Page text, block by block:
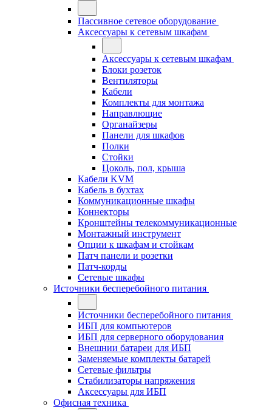
Пассивное сетевое оборудование
Аксессуары к сетевым шкафам
Аксессуары к сетевым шкафам
Блоки розеток
Вентиляторы
Кабели
Комплекты для монтажа
Направлющие
Органайзеры
Панели для шкафов
Полки
Стойки
Цоколь, пол, крыша
Кабели KVM
Кабель в бухтах
Коммуникационные шкафы
Коннекторы
Кронштейны телекоммуникационные
Монтажный инструмент
Опции к шкафам и стойкам
Патч панели и розетки
Патч-корды
Сетевые шкафы
Источники бесперебойного питания
Источники бесперебойного питания
ИБП для компьютеров
ИБП для серверного оборудования
Внешнии батареи для ИБП
Заменяемые комплекты батарей
Сетевые фильтры
Стабилизаторы напряжения
Аксессуары для ИБП
Офисная техника